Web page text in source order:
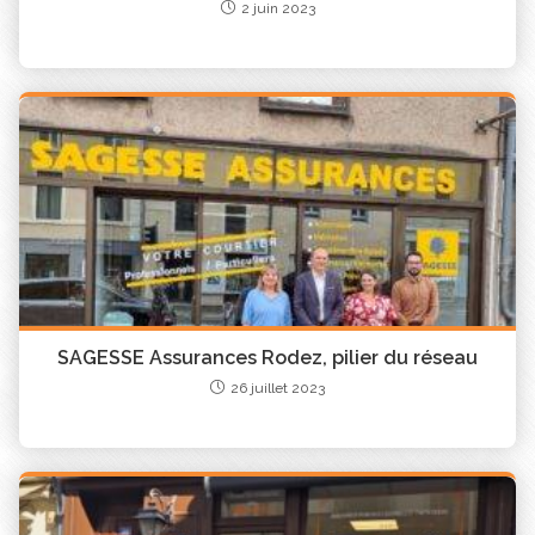
2 juin 2023
SAGESSE Assurances Rodez, pilier du réseau
26 juillet 2023